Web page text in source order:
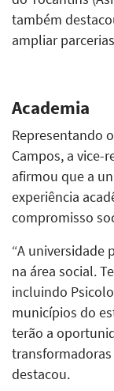
também
ampliar
Academia
Representando
Campos, a vice-
afirmou que a
experiência
compromisso
“A universidade
na área social.
incluindo
municípios do
terão a
transformadoras
destacou.